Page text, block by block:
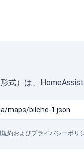
式）は、
約およびプライバシーポリ